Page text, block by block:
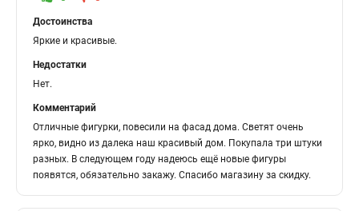
Достоинства
Яркие и красивые.
Недостатки
Нет.
Комментарий
Отличные фигурки, повесили на фасад дома. Светят очень
ярко, видно из далека наш красивый дом. Покупала три штуки
разных. В следующем году надеюсь ещё новые фигуры
появятся, обязательно закажу. Спасибо магазину за скидку.